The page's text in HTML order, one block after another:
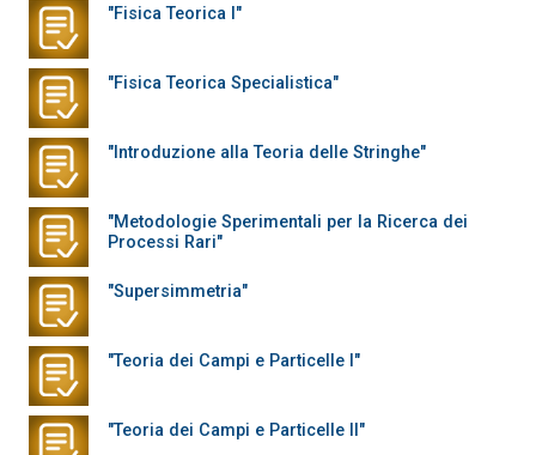
"Fisica Teorica I"
"Fisica Teorica Specialistica"
"Introduzione alla Teoria delle Stringhe"
"Metodologie Sperimentali per la Ricerca dei
Processi Rari"
"Supersimmetria"
"Teoria dei Campi e Particelle I"
"Teoria dei Campi e Particelle II"